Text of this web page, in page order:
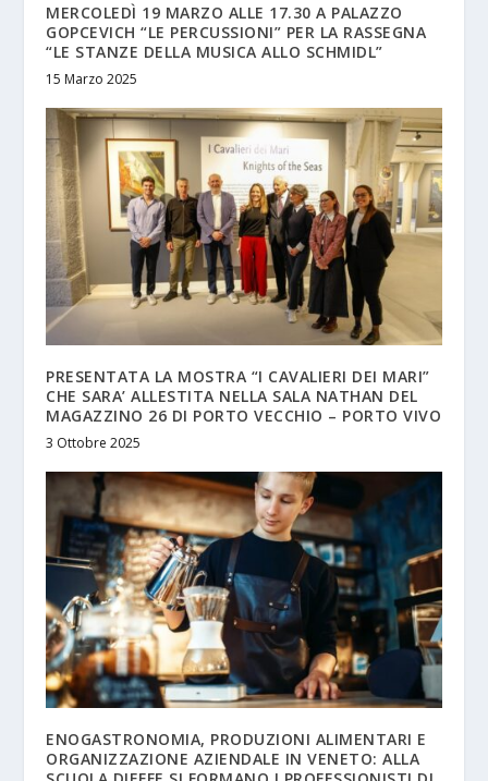
MERCOLEDÌ 19 MARZO ALLE 17.30 A PALAZZO
GOPCEVICH “LE PERCUSSIONI” PER LA RASSEGNA
“LE STANZE DELLA MUSICA ALLO SCHMIDL”
15 Marzo 2025
PRESENTATA LA MOSTRA “I CAVALIERI DEI MARI”
CHE SARA’ ALLESTITA NELLA SALA NATHAN DEL
MAGAZZINO 26 DI PORTO VECCHIO – PORTO VIVO
3 Ottobre 2025
ENOGASTRONOMIA, PRODUZIONI ALIMENTARI E
ORGANIZZAZIONE AZIENDALE IN VENETO: ALLA